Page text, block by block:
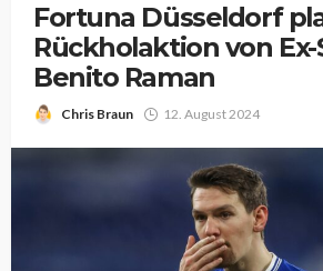
Fortuna Düsseldorf
Rückholaktion von
Benito Raman
Chris Braun 12. August 2024